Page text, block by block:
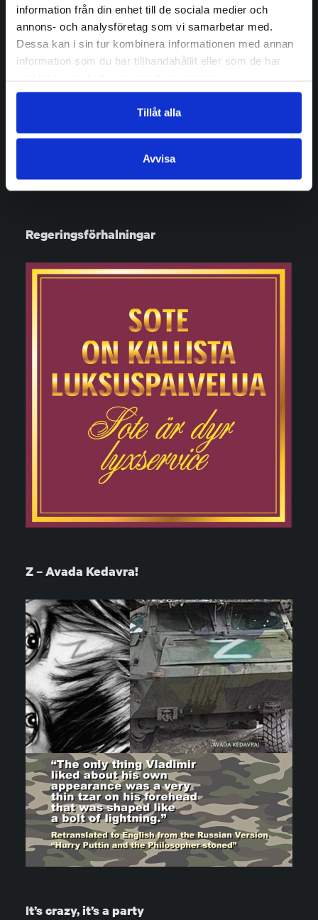
information från din enhet till de sociala medier och
annons- och analysföretag som vi samarbetar med.
Dessa kan i sin tur kombinera informationen med annan
information som du har tillhandahållit eller som de har
Tillåt alla
Avvisa
Regeringsförhalningar
Z – Avada Kedavra!
It’s crazy, it’s a party